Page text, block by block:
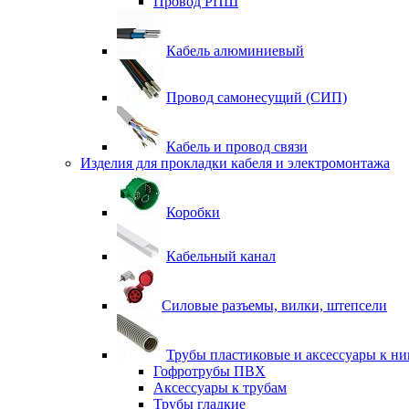
Кабель алюминиевый
Провод самонесущий (СИП)
Кабель и провод связи
Изделия для прокладки кабеля и электромонтажа
Коробки
Кабельный канал
Силовые разъемы, вилки, штепсели
Трубы пластиковые и аксессуары к
Гофротрубы ПВХ
Аксессуары к трубам
Трубы гладкие